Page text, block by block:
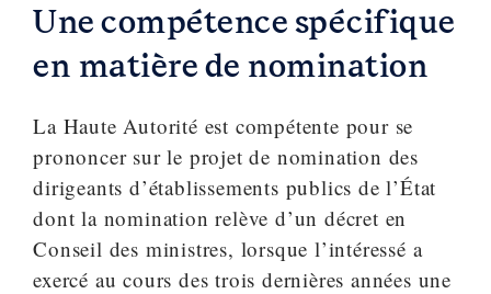
Une compétence spécifique
en matière de nomination
La Haute Autorité est compétente pour se
prononcer sur le projet de nomination des
dirigeants d’établissements publics de l’État
dont la nomination relève d’un décret en
Conseil des ministres, lorsque l’intéressé a
exercé au cours des trois dernières années une